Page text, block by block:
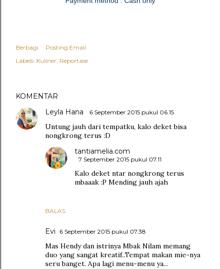
Berbagi
Posting Email
Labels: Kuliner Reportase
KOMENTAR
Leyla Hana
6 September 2015 pukul 06.15
Untung jauh dari tempatku, kalo deket bisa
nongkrong terus :D
BALAS
tantiamelia.com
7 September 2015 pukul 07.11
Kalo deket ntar nongkrong terus
mbaaak :P Mending jauh ajah
Evi 6 September 2015 pukul 07.38
Mas Hendy dan istrinya Mbak Nilam memang
duo yang sangat kreatif..Tempat makan mie-nya
seru banget. Apa lagi menu-menu ya...